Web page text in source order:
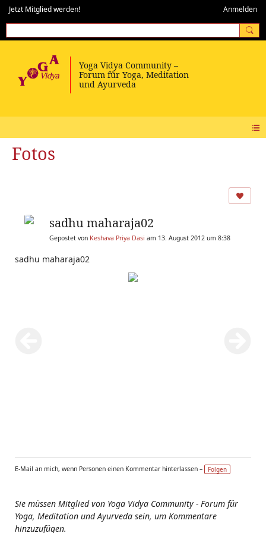
Jetzt Mitglied werden! Anmelden
Fotos
sadhu maharaja02
Gepostet von Keshava Priya Dasi am 13. August 2012 um 8:38
sadhu maharaja02
E-Mail an mich, wenn Personen einen Kommentar hinterlassen – Folgen
Sie müssen Mitglied von Yoga Vidya Community - Forum für
Yoga, Meditation und Ayurveda sein, um Kommentare
hinzuzufügen.